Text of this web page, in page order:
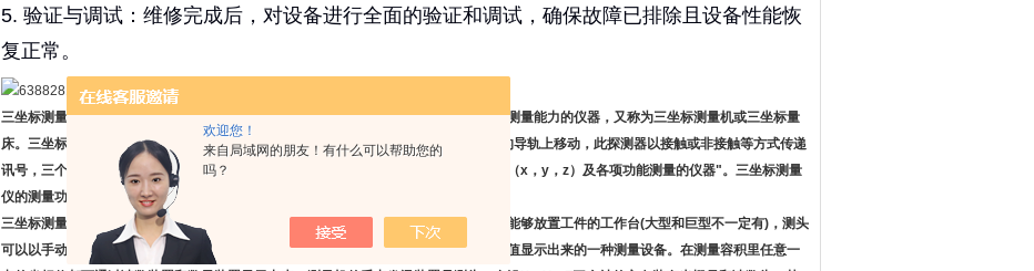
欢迎您！
来自局域网的朋友！有什么可以帮助您的
吗？
5. 验证与调试：维修完成后，对设备进行全面的验证和调试，确保故障已排除且设备性能恢
复正常。
三坐标测量仪是指在一个六面体的空间范围内，能够表现几何形状、长度及圆周分度等测量能力的仪器，又称为三坐标测量机或三坐标量
床。三坐标测量仪又可定义“一种具有可作三个方向移动的探测器，可在三个相互垂直的导轨上移动，此探测器以接触或非接触等方式传递
讯号，三个轴的位移测量系统（如
光栅尺
）经数据处理器或计算机等计算出工件的各点（x，y，z）及各项功能测量的仪器"。三坐标测量
仪的测量功能应包括尺寸精度、定位精度、几何精度及轮廓精度等。
三坐标测量机就是在三个相互垂直的方向上有导向机构、测长元件、
数显装置
，有一个能够放置工件的工作台(大型和巨型不一定有)，测头
可以以手动或机动方式轻快地移动到被测点上，由读数设备和数显装置把被测点的坐标值显示出来的一种测量设备。在测量容积里任意一